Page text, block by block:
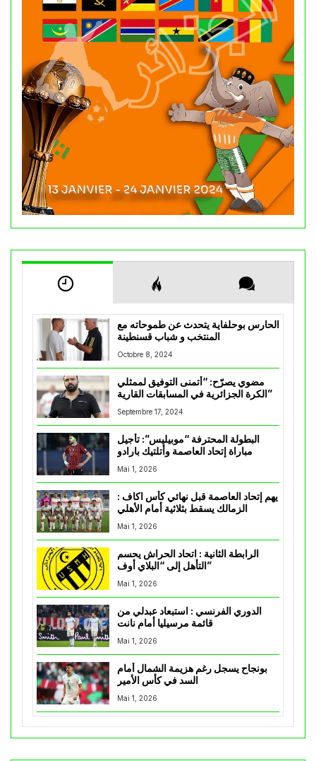
الحارس بوحلفاية يتحدث عن طموحاته مع
المنتخب و شباب قسنطينة
Octobre 8, 2024
مضوي يصرّح: “أتمنى التوفيق لممثلي
الكرة الجزائرية في المسابقات القارية”
Septembre 17, 2024
البطولة المحترفة “موبيليس”: تأجيل
مباراة إتحاد العاصمة وأتلتيك بارادو
Mai 1, 2026
يهم إتحاد العاصمة قبل نهائي كأس اكاف :
Mai 1, 2026
الرابطة الثانية : اتحاد الحراش يحسم
التأهل إلى “البلاي أوف”
Mai 1, 2026
الدوري الفرنسي : استبعاد عبدلي من
قائمة مرسيليا أمام نانت
Mai 1, 2026
بونجاح يسجل رغم هزيمة الشمال أمام
السد في كأس الأمير
Mai 1, 2026